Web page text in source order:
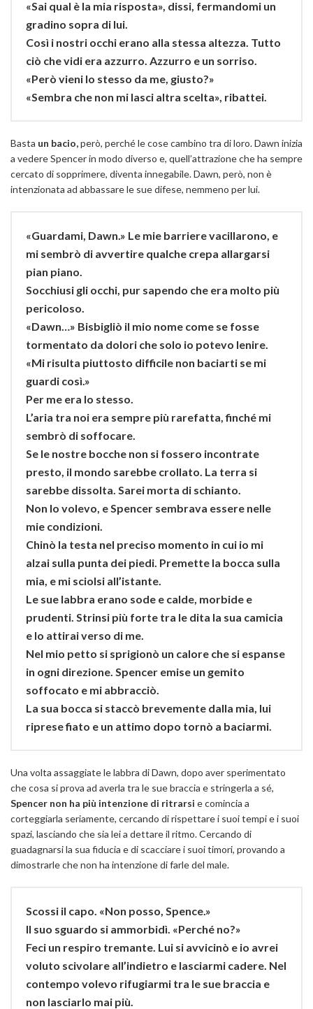
«Sai qual è la mia risposta», dissi, fermandomi un
gradino sopra di lui.
Così i nostri occhi erano alla stessa altezza. Tutto
ciò che vidi era azzurro. Azzurro e un sorriso.
«Però vieni lo stesso da me, giusto?»
«Sembra che non mi lasci altra scelta», ribattei.
Basta un bacio,però, perché le cose cambino tra di loro. Dawn inizia
a vedere Spencer in modo diverso e, quell’attrazione che ha sempre
cercato di sopprimere, diventa innegabile. Dawn, però, non è
intenzionata ad abbassare le sue difese, nemmeno per lui.
«Guardami, Dawn.» Le mie barriere vacillarono, e
mi sembrò di avvertire qualche crepa allargarsi
pian piano.
Socchiusi gli occhi, pur sapendo che era molto più
pericoloso.
«Dawn…» Bisbigliò il mio nome come se fosse
tormentato da dolori che solo io potevo lenire.
«Mi risulta piuttosto difficile non baciarti se mi
guardi così.»
Per me era lo stesso.
L’aria tra noi era sempre più rarefatta, finché mi
sembrò di soffocare.
Se le nostre bocche non si fossero incontrate
presto, il mondo sarebbe crollato. La terra si
sarebbe dissolta. Sarei morta di schianto.
Non lo volevo, e Spencer sembrava essere nelle
mie condizioni.
Chinò la testa nel preciso momento in cui io mi
alzai sulla punta dei piedi. Premette la bocca sulla
mia, e mi sciolsi all’istante.
Le sue labbra erano sode e calde, morbide e
prudenti. Strinsi più forte tra le dita la sua camicia
e lo attirai verso di me.
Nel mio petto si sprigionò un calore che si espanse
in ogni direzione. Spencer emise un gemito
soffocato e mi abbracciò.
La sua bocca si staccò brevemente dalla mia, lui
riprese fiato e un attimo dopo tornò a baciarmi.
Una volta assaggiate le labbra di Dawn, dopo aver sperimentato
che cosa si prova ad averla tra le sue braccia e stringerla a sé,
Spencer non ha più intenzione di ritrarsi e comincia a
corteggiarla seriamente, cercando di rispettare i suoi tempi e i suoi
spazi, lasciando che sia lei a dettare il ritmo. Cercando di
guadagnarsi la sua fiducia e di scacciare i suoi timori, provando a
dimostrarle che non ha intenzione di farle del male.
Scossi il capo. «Non posso, Spence.»
Il suo sguardo si ammorbidì. «Perché no?»
Feci un respiro tremante. Lui si avvicinò e io avrei
voluto scivolare all’indietro e lasciarmi cadere. Nel
contempo volevo rifugiarmi tra le sue braccia e
non lasciarlo mai più.